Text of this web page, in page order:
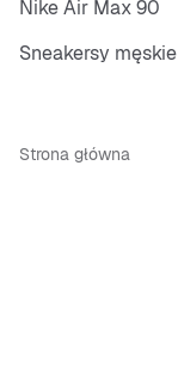
Nike Air Max 90
Sneakersy męskie
Strona główna